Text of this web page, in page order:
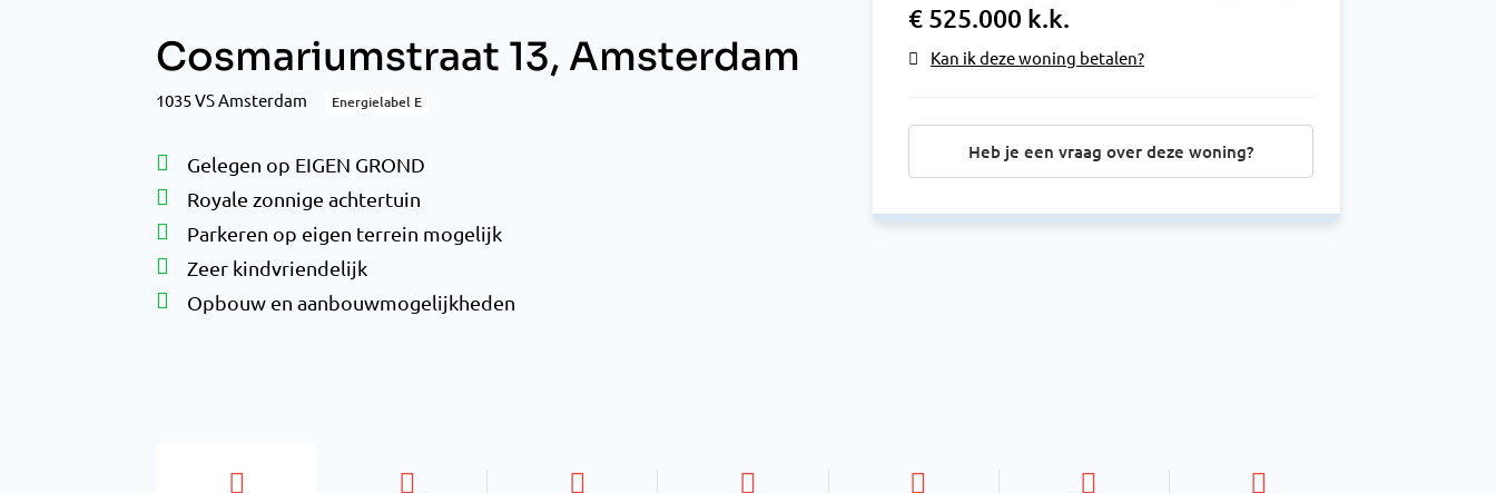
Cosmariumstraat 13, Amsterdam
1035 VS Amsterdam Energielabel E
Gelegen op EIGEN GROND
Royale zonnige achtertuin
Parkeren op eigen terrein mogelijk
Zeer kindvriendelijk
Opbouw en aanbouwmogelijkheden
€ 525.000 k.k.
Kan ik deze woning betalen?
Heb je een vraag over deze woning?